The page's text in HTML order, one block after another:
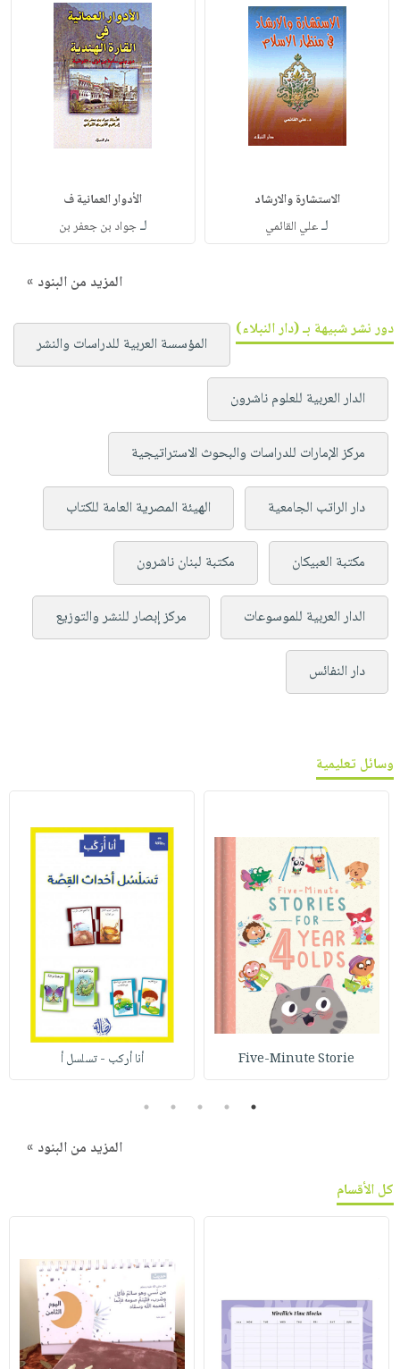
الاستشارة والارشاد
لـعلي القائمي
الأدوار العمانية ف
لـجواد بن جعفر بن
المزيد من البنود »
دور نشر شبيهة بـ (دار النبلاء)
المؤسسة العربية للدراسات والنشر
الدار العربية للعلوم ناشرون
مركز الإمارات للدراسات والبحوث الاستراتيجية
دار الراتب الجامعية الهيئة المصرية العامة للكتاب
مكتبة العبيكان مكتبة لبنان ناشرون
الدار العربية للموسوعات مركز إبصار للنشر والتوزيع
دار النفائس
وسائل تعليمية
Five-Minute Storie أنا أركب - تسلسل أ
1
2
3
4
5
المزيد من البنود »
كل الأقسام